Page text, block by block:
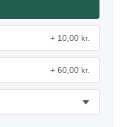
10,00 kr.
60,00 kr.